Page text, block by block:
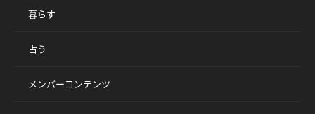
暮らす
占う
メンバーコンテンツ